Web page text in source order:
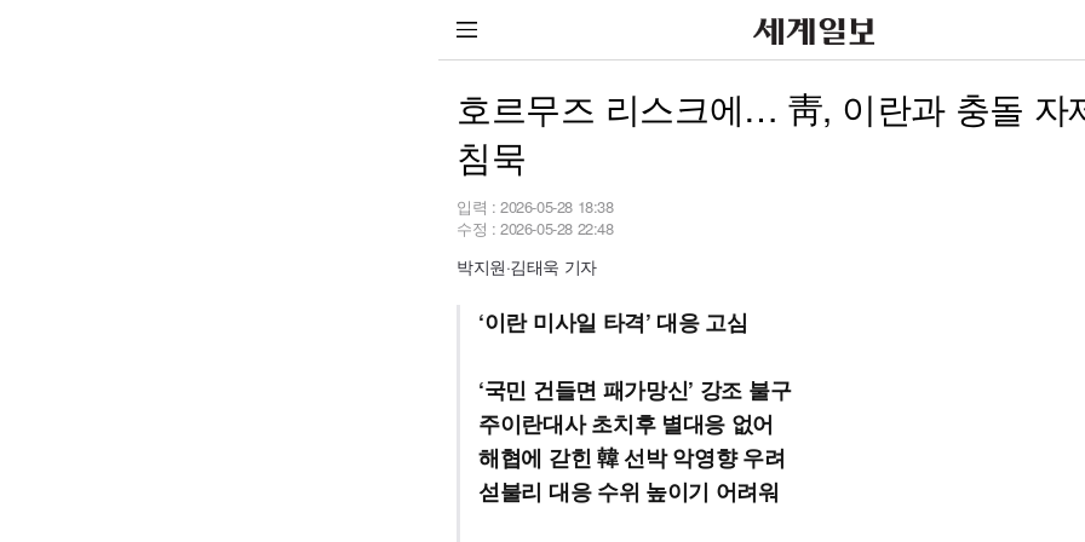
호르무즈 리스크에… 靑, 이란과 충돌 자
침묵
입력 : 2026-05-28 18:38
수정 : 2026-05-28 22:48
박지원·김태욱 기자
‘이란 미사일 타격’ 대응 고심
‘국민 건들면 패가망신’ 강조 불구
주이란대사 초치후 별대응 없어
해협에 갇힌 韓 선박 악영향 우려
섣불리 대응 수위 높이기 어려워